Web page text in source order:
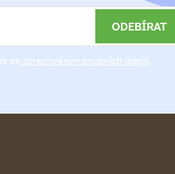
se zpracováním osobních údajů.
ODEBÍRAT